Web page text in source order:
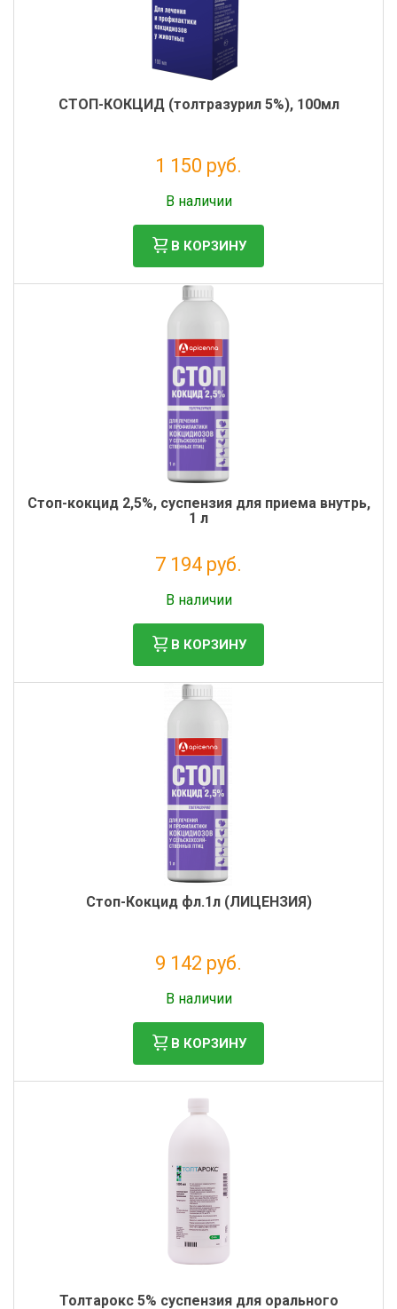
СТОП-КОКЦИД (толтразурил 5%), 100мл
1 150 руб.
В наличии
В КОРЗИНУ
Стоп-кокцид 2,5%, суспензия для приема внутрь,
1 л
7 194 руб.
В наличии
В КОРЗИНУ
Стоп-Кокцид фл.1л (ЛИЦЕНЗИЯ)
9 142 руб.
В наличии
В КОРЗИНУ
Толтарокс 5% суспензия для орального